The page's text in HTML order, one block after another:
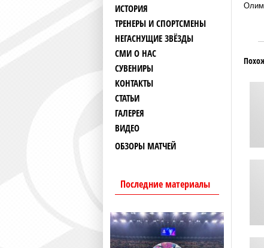
ИСТОРИЯ
ТРЕНЕРЫ И СПОРТСМЕНЫ
НЕГАСНУЩИЕ ЗВЁЗДЫ
СМИ О НАС
СУВЕНИРЫ
КОНТАКТЫ
СТАТЬИ
ГАЛЕРЕЯ
ВИДЕО
ОБЗОРЫ МАТЧЕЙ
Последние материалы